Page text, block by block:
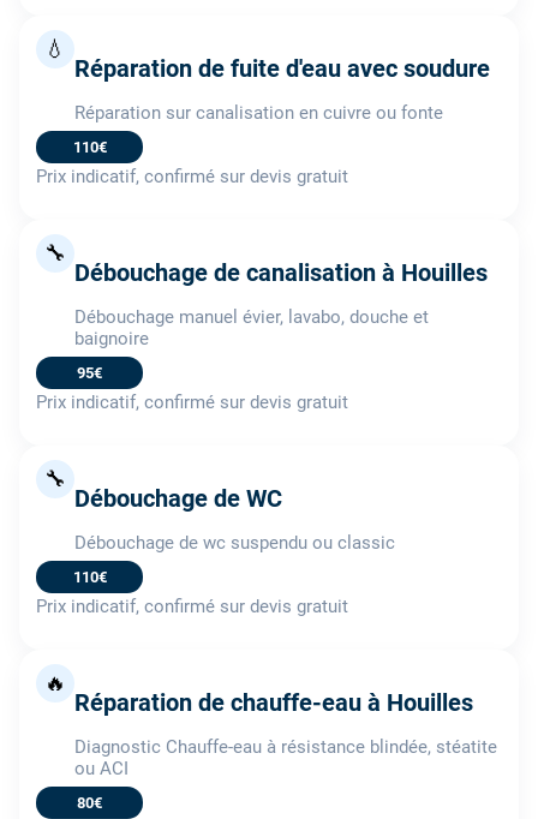
💧
Réparation de fuite d'eau avec soudure
Réparation sur canalisation en cuivre ou fonte
110€
Prix indicatif, confirmé sur devis gratuit
🔧
Débouchage de canalisation à Houilles
Débouchage manuel évier, lavabo, douche et
baignoire
95€
Prix indicatif, confirmé sur devis gratuit
🔧
Débouchage de WC
Débouchage de wc suspendu ou classic
110€
Prix indicatif, confirmé sur devis gratuit
🔥
Réparation de chauffe-eau à Houilles
Diagnostic Chauffe-eau à résistance blindée, stéatite
ou ACI
80€